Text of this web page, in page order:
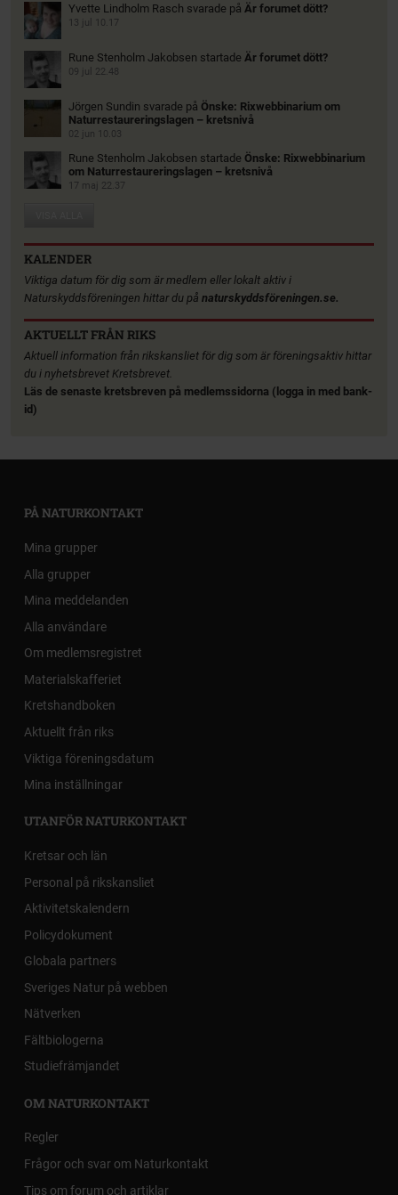
Yvette Lindholm Rasch svarade på Är forumet dött?
13 jul 10.17
Rune Stenholm Jakobsen startade Är forumet dött?
09 jul 22.48
Jörgen Sundin svarade på Önske: Rixwebbinarium om
Naturrestaureringslagen – kretsnivå
02 jun 10.03
Rune Stenholm Jakobsen startade Önske: Rixwebbinarium
om Naturrestaureringslagen – kretsnivå
17 maj 22.37
KALENDER
Viktiga datum för dig som är medlem eller lokalt aktiv i
Naturskyddsföreningen hittar du pånaturskyddsföreningen.se.
AKTUELLT FRÅN RIKS
Aktuell information från rikskansliet för dig som är föreningsaktiv hittar
du i nyhetsbrevet Kretsbrevet.
Läs de senaste kretsbreven på medlemssidorna (logga in med bank-
id)
PÅ NATURKONTAKT
Mina grupper
Alla grupper
Mina meddelanden
Alla användare
Om medlemsregistret
Materialskafferiet
Kretshandboken
Aktuellt från riks
Viktiga föreningsdatum
Mina inställningar
UTANFÖR NATURKONTAKT
Kretsar och län
Personal på rikskansliet
Aktivitetskalendern
Policydokument
Globala partners
Sveriges Natur på webben
Nätverken
Fältbiologerna
Studiefrämjandet
OM NATURKONTAKT
Regler
Frågor och svar om Naturkontakt
Tips om forum och artiklar